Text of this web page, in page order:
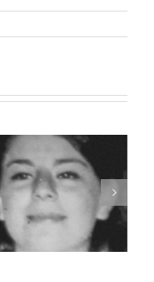
Rutila Artés,
Graciela Antonia